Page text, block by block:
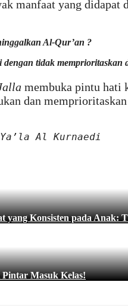
manfaat yang
Al-Qur’an ?
tidak memprioritaskan
membuka pintu hati
dan
Al Kurnaedi
yang Konsisten pada Anak:
Masuk Kelas!